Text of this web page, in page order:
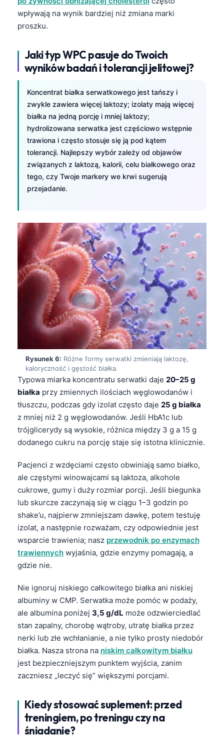
wpływają na wynik bardziej niż zmiana marki
proszku.
Jaki typ WPC pasuje do Twoich
wyników badań i tolerancji jelitowej?
Koncentrat białka serwatkowego jest tańszy i
zwykle zawiera więcej laktozy; izolaty mają więcej
białka na jedną porcję i mniej laktozy;
hydrolizowana serwatka jest częściowo wstępnie
trawiona i często stosuje się ją pod kątem
tolerancji. Najlepszy wybór zależy od objawów
związanych z laktozą, kalorii, celu białkowego oraz
tego, czy Twoje markery we krwi sugerują
przejadanie.
Rysunek 6: Różne formy serwatki zmieniają laktozę,
kaloryczność i gęstość białka.
Typowa miarka koncentratu serwatki daje 20–25 g
białka przy zmiennych ilościach węglowodanów i
tłuszczu, podczas gdy izolat często daje 25 g białka
z mniej niż 2 g węglowodanów. Jeśli HbA1c lub
trójglicerydy są wysokie, różnica między 3 g a 15 g
dodanego cukru na porcję staje się istotna klinicznie.
Pacjenci z wzdęciami często obwiniają samo białko,
ale częstymi winowajcami są laktoza, alkohole
cukrowe, gumy i duży rozmiar porcji. Jeśli biegunka
lub skurcze zaczynają się w ciągu 1–3 godzin po
shake’u, najpierw zmniejszam dawkę, potem testuję
izolat, a następnie rozważam, czy odpowiednie jest
wsparcie trawienia; nasz przewodnik po enzymach
trawiennych wyjaśnia, gdzie enzymy pomagają, a
gdzie nie.
Nie ignoruj niskiego całkowitego białka ani niskiej
albuminy w CMP. Serwatka może pomóc w podaży,
ale albumina poniżej 3,5 g/dL może odzwierciedlać
stan zapalny, chorobę wątroby, utratę białka przez
nerki lub złe wchłanianie, a nie tylko prosty niedobór
białka. Nasza strona na niskim całkowitym białku
jest bezpieczniejszym punktem wyjścia, zanim
zaczniesz „leczyć się” większymi porcjami.
Kiedy stosować suplement: przed
treningiem, po treningu czy na
śniadanie?
ქართული
Русский
한국어
Magyar
Shqip
বাংলা
اردو
తెలుగు
தமிழ்
ગુજરાતી
ಕನ್ನಡ
മലയാളം
Bahasa Melayu
Tagalog
ဗမာစာ
ភាសាខ្មែរ
Kiswahili
አማርኛ
O‘zbekcha
Català
Қазақ тілі
Suomi
Hrvatski
Slovenčina
كوردی‎
سنڌي
සිංහල
Galego
Latviešu valoda
Македонски јазик
Euskara
Occitan
Afrikaans
Монгол